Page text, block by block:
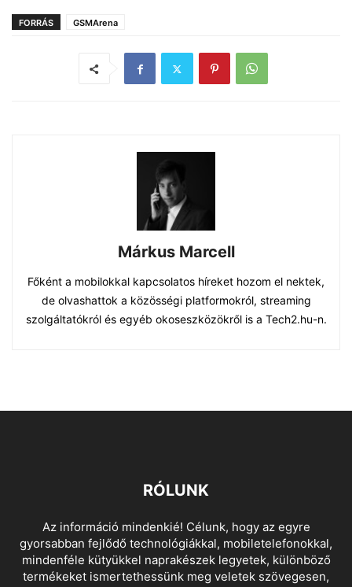
FORRÁS GSMArena
Márkus Marcell
Főként a mobilokkal kapcsolatos híreket hozom el nektek,
de olvashattok a közösségi platformokról, streaming
szolgáltatókról és egyéb okoseszközökről is a Tech2.hu-n.
RÓLUNK
Az információ mindenkié! Célunk, hogy az egyre
gyorsabban fejlődő technológiákkal, mobiletelefonokkal,
mindenféle kütyükkel naprakészek legyetek, különböző
termékeket ismertethessünk meg veletek szövegesen,